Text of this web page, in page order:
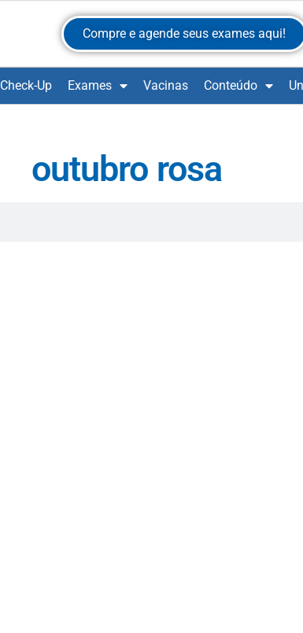
Compre e agende seus exames aqui!
Check-Up Exames Vacinas Conteúdo
outubro rosa